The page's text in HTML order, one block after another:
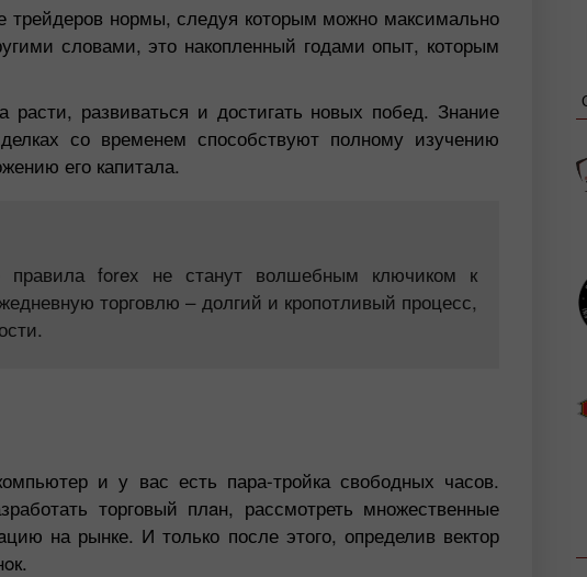
нормы, следуя которым можно максимально
словами, это накопленный годами опыт, которым
расти, развиваться и достигать новых побед. Знание
со временем способствуют полному изучению
его капитала.
правила forex не станут волшебным ключиком к
торговлю – долгий и кропотливый процесс,
и у вас есть пара-тройка свободных часов.
торговый плaн, рассмотреть множественные
на рынке. И только после этого, определив вектор